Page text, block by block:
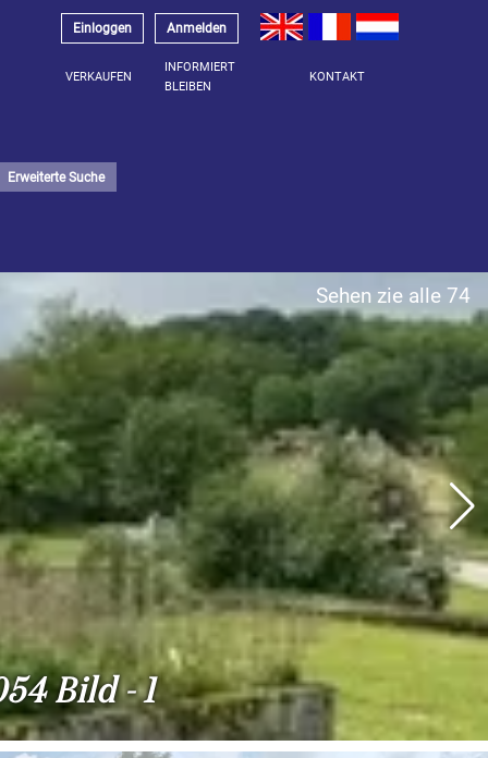
Einloggen Anmelden
VERKAUFEN
INFORMIERT
BLEIBEN
KONTAKT
Erweiterte Suche
Sehen zie alle 74
Bild - 1